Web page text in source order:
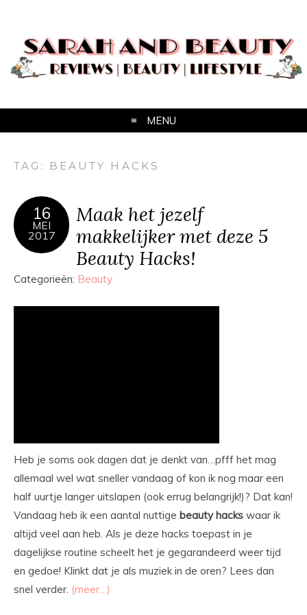
MENU
TAG: BEAUTY HACKS
16
MEI
2017
Maak het jezelf
makkelijker met deze 5
Beauty Hacks!
Categorieën: Beauty
Heb je soms ook dagen dat je denkt van…pfff het mag
allemaal wel wat sneller vandaag of kon ik nog maar een
half uurtje langer uitslapen (ook errug belangrijk!)? Dat kan!
Vandaag heb ik een aantal nuttige beauty hacks waar ik
altijd veel aan heb. Als je deze hacks toepast in je
dagelijkse routine scheelt het je gegarandeerd weer tijd
en gedoe! Klinkt dat je als muziek in de oren? Lees dan
snel verder. (meer…)